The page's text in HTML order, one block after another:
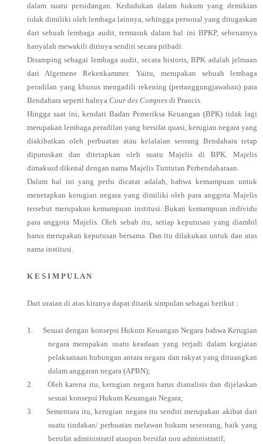
dalam suatu persidangan. Kedudukan dalam hukum yang demikian
tidak dimiliki oleh lembaga lainnya, sehingga personal yang ditugaskan
dari sebuah lembaga audit, termasuk dalam hal ini BPKP, sebenarnya
hanyalah mewakili dirinya sendiri secara pribadi.
Disamping sebagai lembaga audit, secara historis, BPK adalah jelmaan
dari Algemene Rekenkammer. Yaitu, merupakan sebuah lembaga
peradilan yang khusus mengadili rekening (pertanggungjawaban) para
Bendahara seperti halnya Cour des Comptes di Prancis.
Hingga saat ini, kendati Badan Pemeriksa Keuangan (BPK) tidak lagi
merupakan lembaga peradilan yang bersifat quasi, kerugian negara yang
diakibatkan oleh perbuatan atau kelalaian seorang Bendahara tetap
diputuskan dan ditetapkan oleh suatu Majelis di BPK. Majelis
dimaksud dikenal dengan nama Majelis Tuntutan Perbendaharaan.
Dalam hal ini yang perlu dicatat adalah, bahwa kemampuan untuk
menetapkan kerugian negara yang dimiliki oleh para anggota Majelis
tersebut merupakan kemampuan institusi. Bukan kemampuan individu
para anggota Majelis. Oleh sebab itu, setiap keputusan yang diambil
harus merupakan keputusan bersama. Dan itu dilakukan untuk dan atas
nama institusi.
K E S I M P U L A N
Dari uraian di atas kiranya dapat ditarik simpulan sebagai berikut :
1.
Sesuai dengan konsepsi Hukum Keuangan Negara bahwa Kerugian
negara merupakan suatu keadaan yang terjadi dalam kegiatan
pelaksanaan hubungan antara negara dan rakyat yang dituangkan
dalam anggaran negara (APBN);
2.
Oleh karena itu, kerugian negara harus dianalisis dan dijelaskan
sesuai konsepsi Hukum Keuangan Negara;
3.
Sementara itu, kerugian negara itu sendiri merupakan akibat dari
suatu tindakan/ perbuatan melawan hukum seseorang, baik yang
bersifat administratif ataupun bersifat non administratif;